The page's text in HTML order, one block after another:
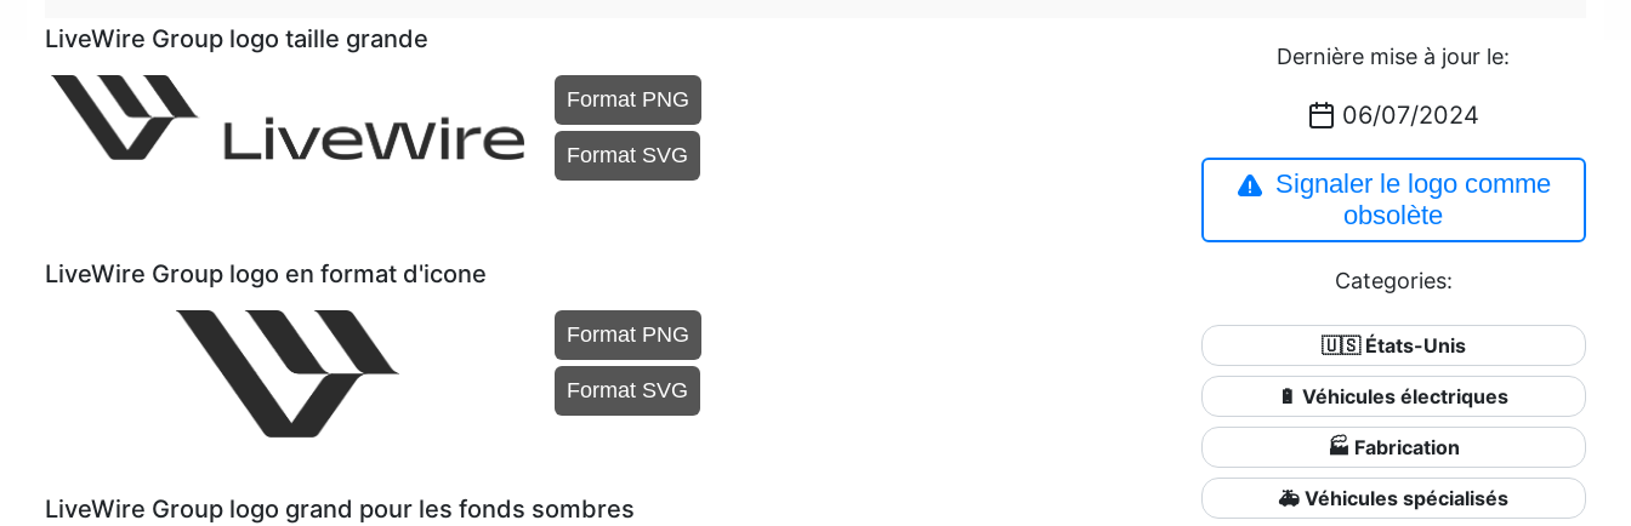
LiveWire Group logo taille grande
Format PNG
Format SVG
LiveWire Group logo en format d'icone
Format PNG
Format SVG
LiveWire Group logo grand pour les fonds sombres
Dernière mise à jour le:
06/07/2024
Signaler le logo comme
obsolète
Categories:
🇺🇸 États-Unis
🔋 Véhicules électriques
🏭 Fabrication
🚑 Véhicules spécialisés